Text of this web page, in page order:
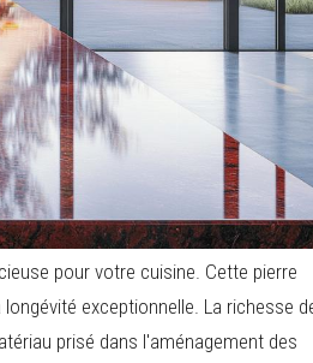
pour votre cuisine. Cette pierre
exceptionnelle. La richesse
prisé dans l'aménagement des